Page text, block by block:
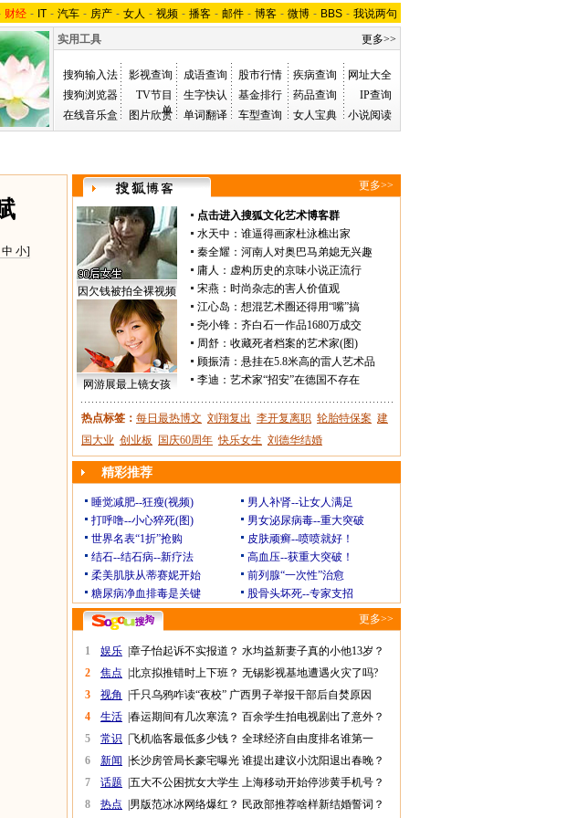
财经 - IT - 汽车 - 房产 - 女人 - 视频 - 播客 - 邮件 - 博客 - 微博 - BBS - 我说两句
实用工具
更多>>
搜狗输入法 影视查询 成语查询 股市行情 疾病查询
网址大全
搜狗浏览器
TV节目
单
生字快认 基金排行 药品查询
IP查询
在线音乐盒
图片欣赏 单词翻译 车型查询 女人宝典 小说阅读
中 小]
更多>>
因欠钱被拍全裸视频
网游展最上镜女孩
点击进入搜狐文化艺术博客群
水天中 ： 谁逼得画家杜泳樵出家
秦全耀 ： 河南人对奥巴马弟媳无兴趣
庸人 ： 虚构历史的京味小说正流行
宋燕 ： 时尚杂志的害人价值观
江心岛 ： 想混艺术圈还得用“嘴”搞
尧小锋 ： 齐白石一作品1680万成交
周舒 ： 收藏死者档案的艺术家(图)
顾振清 ： 悬挂在5.8米高的雷人艺术品
李迪 ： 艺术家“招安”在德国不存在
热点标签： 每日最热博文 刘翔复出 李开复离职 轮胎特保案 建
国大业 创业板 国庆60周年 快乐女生 刘德华结婚
精彩推荐
睡觉减肥--狂瘦(视频)
男人补肾--让女人满足
打呼噜--小心猝死(图)
男女泌尿病毒--重大突破
世界名表“1折”抢购
皮肤顽癣--喷喷就好！
结石--结石病--新疗法
高血压--获重大突破！
柔美肌肤从蒂赛妮开始
前列腺“一次性”治愈
糖尿病净血排毒是关键
股骨头坏死--专家支招
更多>>
1 娱乐 章子怡起诉不实报道？ 水均益新妻子真的小他13岁？
2
焦点 北京拟推错时上下班？ 无锡影视基地遭遇火灾了吗?
3
视角 千只乌鸦咋读“夜校” 广西男子举报干部后自焚原因
4
生活 春运期间有几次寒流？ 百余学生拍电视剧出了意外？
5
常识 飞机临客最低多少钱？ 全球经济自由度排名谁第一
6
新闻 长沙房管局长豪宅曝光 谁提出建议小沈阳退出春晚？
7
话题 五大不公困扰女大学生 上海移动开始停涉黄手机号？
8
热点 男版范冰冰网络爆红？ 民政部推荐啥样新结婚誓词？